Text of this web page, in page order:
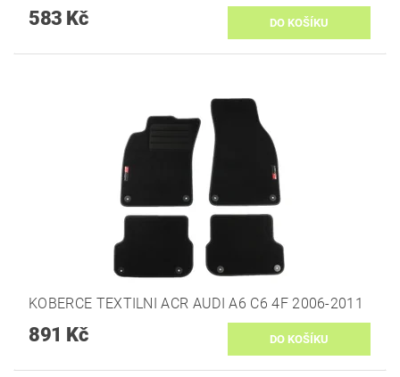
583 Kč
KOBERCE TEXTILNI ACR AUDI A6 C6 4F 2006-2011
891 Kč